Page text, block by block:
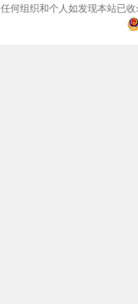
任何组织和个人如发现本站已